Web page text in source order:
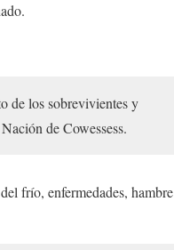
de los sobrevivientes y
de Cowessess.
frío, enfermedades, hambre